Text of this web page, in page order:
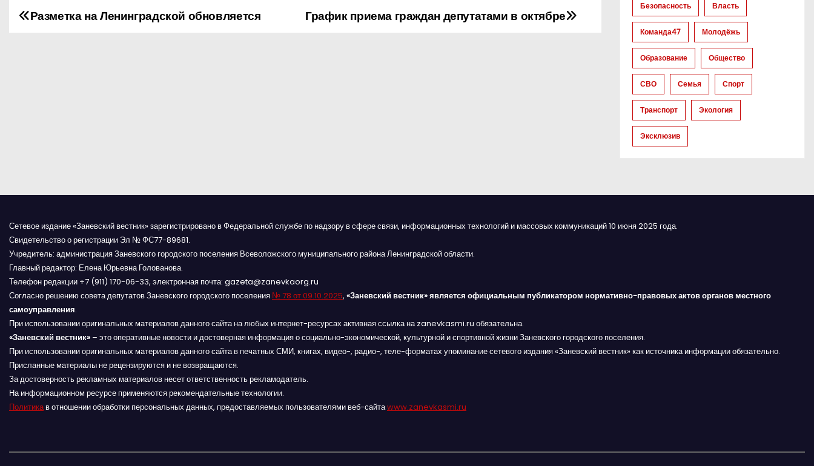
Н
и
я
п
о
з
а
п
и
с
м
График приема граждан депутатами в октябре
Разметка на Ленинградской обновляется
Безопасность Власть
Команда47 Молодёжь
Образование Общество
СВО Семья Спорт
Транспорт Экология
Эксклюзив
Сетевое издание «Заневский вестник» зарегистрировано в Федеральной службе по надзору в сфере связи, информационных технологий и массовых коммуникаций 10 июня 2025 года.
Свидетельство о регистрации Эл № ФС77-89681.
Учредитель: администрация Заневского городского поселения Всеволожского муниципального района Ленинградской области.
Главный редактор: Елена Юрьевна Голованова.
Телефон редакции +7 (911) 170-06-33, электронная почта: gazeta@zanevkaorg.ru
Согласно решению совета депутатов Заневского городского поселения № 78 от 09.10.2025, «Заневский вестник» является официальным публикатором нормативно-правовых актов органов местного
самоуправления.
При использовании оригинальных материалов данного сайта на любых интернет-ресурсах активная ссылка на zanevkasmi.ru обязательна.
«Заневский вестник» – это оперативные новости и достоверная информация о социально-экономической, культурной и спортивной жизни Заневского городского поселения.
При использовании оригинальных материалов данного сайта в печатных СМИ, книгах, видео-, радио-, теле-форматах упоминание сетевого издания «Заневский вестник» как источника информации обязательно.
Присланные материалы не рецензируются и не возвращаются.
За достоверность рекламных материалов несет ответственность рекламодатель.
На информационном ресурсе применяются рекомендательные технологии.
Политикав отношении обработки персональных данных, предоставляемых пользователями веб-сайтаwww.zanevkasmi.ru